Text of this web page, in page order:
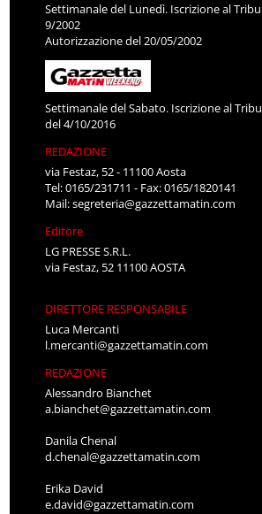
Settimanale del Lunedì. Iscrizione al
9/2002
Autorizzazione del 20/05/2002
Settimanale del Sabato. Iscrizione al
del 4/10/2016
REDAZIONE
via Festaz, 52 - 11100 Aosta
Tel: 0165/231711 - Fax: 0165/1820141
Mail:segreteria@gazzettamatin.com
Editore
LG PRESSE S.R.L.
via Festaz, 52 11100 AOSTA
DIRETTORE RESPONSABILE
Luca Mercanti
l.mercanti@gazzettamatin.com
REDAZIONE
Alessandro Bianchet
a.bianchet@gazzettamatin.com
Danila Chenal
d.chenal@gazzettamatin.com
Erika David
e.david@gazzettamatin.com